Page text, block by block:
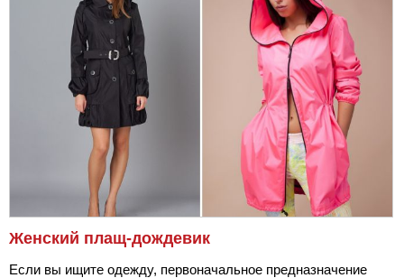
Женский плащ-дождевик
Если вы ищите одежду, первоначальное предназначение